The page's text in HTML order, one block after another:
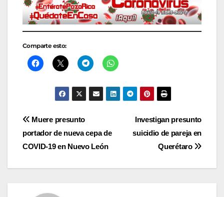
Comparte esto:
Navegación
de
entradas
Investigan presunto
suicidio de pareja en
Querétaro
Muere presunto
portador de nueva cepa de
COVID-19 en Nuevo León